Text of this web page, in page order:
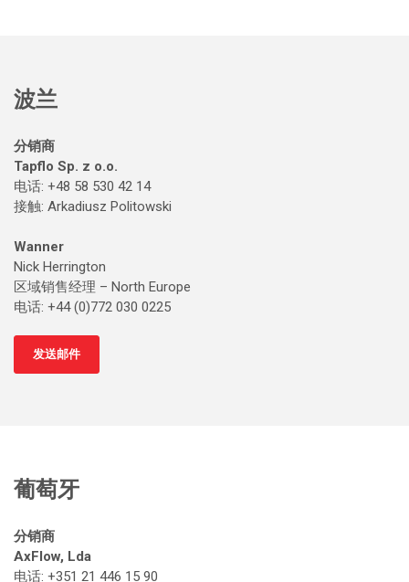
波兰
分销商
Tapflo Sp. z o.o.
电话: +48 58 530 42 14
接触: Arkadiusz Politowski
Wanner
Nick Herrington
区域销售经理 – North Europe
电话: +44 (0)772 030 0225
发送邮件
葡萄牙
分销商
AxFlow, Lda
电话: +351 21 446 15 90